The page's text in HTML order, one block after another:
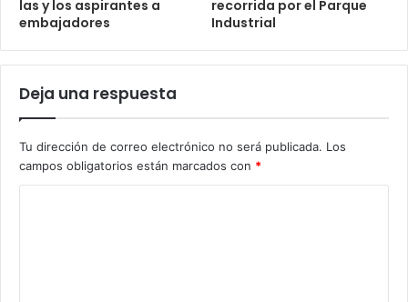
las y los aspirantes a
embajadores
recorrida por el Parque
Industrial
Deja una respuesta
Tu dirección de correo electrónico no será publicada. Los
campos obligatorios están marcados con *